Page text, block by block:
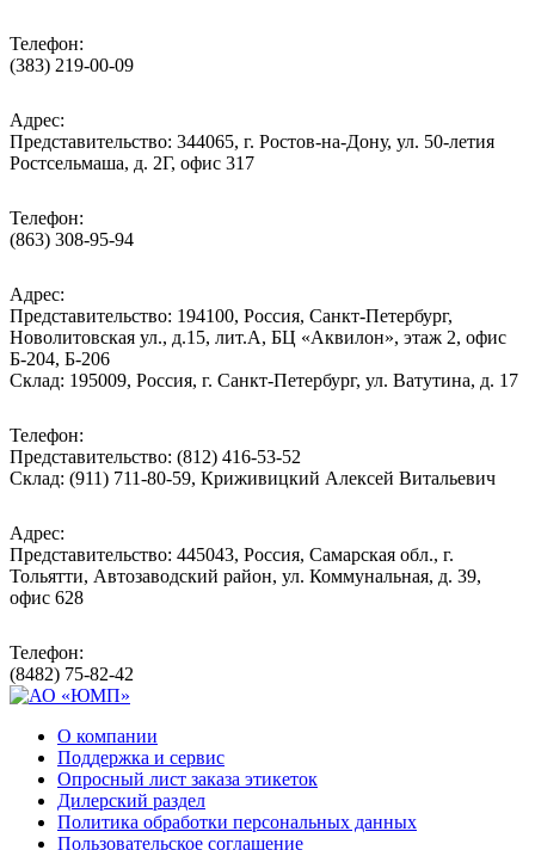
Телефон:
(383) 219-00-09
Адрес:
Представительство: 344065, г. Ростов-на-Дону, ул. 50-летия
Ростсельмаша, д. 2Г, офис 317
Телефон:
(863) 308-95-94
Адрес:
Представительство: 194100, Россия, Санкт-Петербург,
Новолитовская ул., д.15, лит.А, БЦ «Аквилон», этаж 2, офис
Б-204, Б-206
Склад: 195009, Россия, г. Санкт-Петербург, ул. Ватутина, д. 17
Телефон:
Представительство: (812) 416-53-52
Склад: (911) 711-80-59, Криживицкий Алексей Витальевич
Адрес:
Представительство: 445043, Россия, Самарская обл., г.
Тольятти, Автозаводский район, ул. Коммунальная, д. 39,
офис 628
Телефон:
(8482) 75-82-42
О компании
Поддержка и сервис
Опросный лист заказа этикеток
Дилерский раздел
Политика обработки персональных данных
Пользовательское соглашение